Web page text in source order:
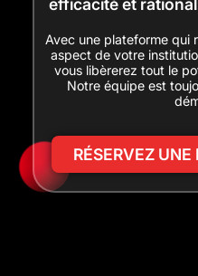
Avec une plateforme qui
aspect de votre
vous libèrerez tout le
Notre équipe est
RÉSERVEZ